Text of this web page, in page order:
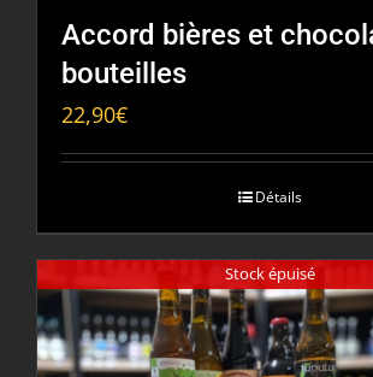
Accord bières et
bouteilles
22,90€
Détails
Stock épuisé